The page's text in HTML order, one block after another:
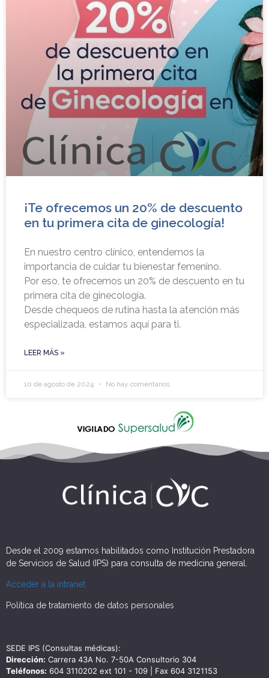
¡Te ofrecemos un 20% de descuento
en tu primera cita de ginecología!
En nuestro centro clínico, entendemos la
importancia de cuidar tu bienestar femenino.
Por eso, te ofrecemos un 20% de descuento en tu
primera cita de ginecología.
Desde chequeos de rutina hasta la atención más
especializada, estamos aquí para ti.
LEER MÁS »
10 de agosto de 2024 No hay comentarios
Desde el 2009 estamos habilitados como Institución Prestadora
de Servicios de Salud (IPS) para consulta de medicina general.
Acceder a la intranet
Política de tratamiento de datos personales
SEDE IPS (Consultas médicas):
Dirección: Carrera 43A No. 7-50A Consultorio 304
Teléfonos: 604 3110202 ext 101 - 109 | Fax 604 3121153